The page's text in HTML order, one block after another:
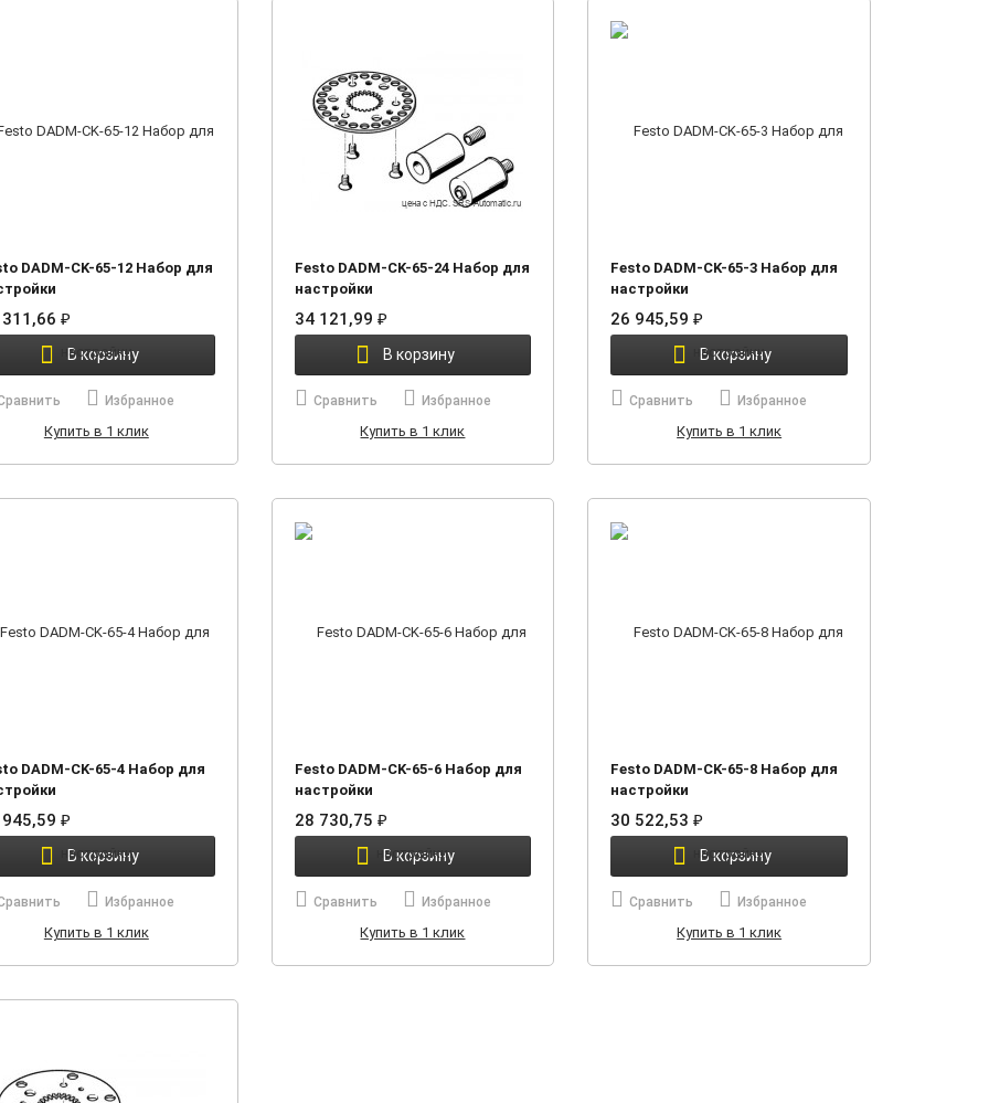
DADM-CK-65-12 Набор для
₽
В корзину
Избранное
Купить в 1 клик
Festo DADM-CK-65-24 Набор для
настройки
34 121,99 ₽
В корзину
Сравнить Избранное
Купить в 1 клик
Festo DADM-CK-65-3 Набор для
настройки
26 945,59₽
В корзину
Сравнить Избранное
Купить в 1 клик
DADM-CK-65-4 Набор для
₽
В корзину
Избранное
Купить в 1 клик
Festo DADM-CK-65-6 Набор для
настройки
28 730,75 ₽
В корзину
Сравнить Избранное
Купить в 1 клик
Festo DADM-CK-65-8 Набор для
настройки
30 522,53₽
В корзину
Сравнить Избранное
Купить в 1 клик